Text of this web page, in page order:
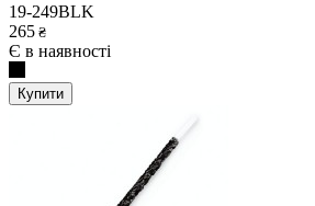
19-249BLK
265 ₴
Є в наявності
Купити